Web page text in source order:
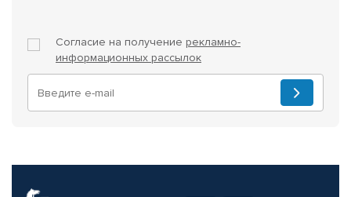
Согласие на получение рекламно-
информационных рассылок